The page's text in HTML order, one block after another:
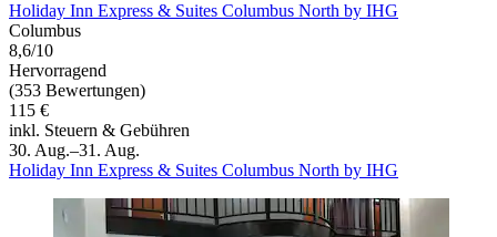
Holiday Inn Express & Suites Columbus North by IHG
Columbus
8,6/10
Hervorragend
(353 Bewertungen)
115 €
inkl. Steuern & Gebühren
30. Aug.–31. Aug.
Holiday Inn Express & Suites Columbus North by IHG